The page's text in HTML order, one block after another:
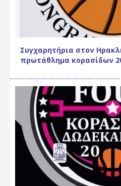
Συγχαρητήρια στον
πρωτάθλημα κορασίδων